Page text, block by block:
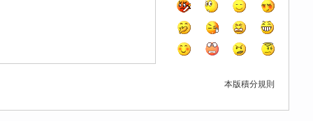
本版積分規則